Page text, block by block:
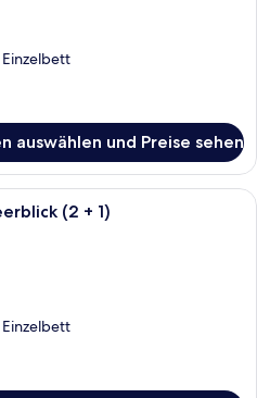
auswählen und Preise sehen
Hochwertige Bettwaren, Select-
(2 + 1)